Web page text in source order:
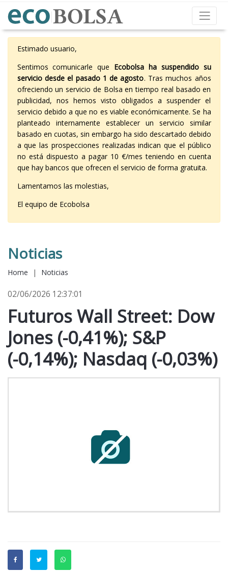
Estimado usuario,
Sentimos comunicarle que Ecobolsa ha suspendido su
servicio desde el pasado 1 de agosto. Tras muchos años
ofreciendo un servicio de Bolsa en tiempo real basado en
publicidad, nos hemos visto obligados a suspender el
servicio debido a que no es viable económicamente. Se ha
planteado internamente establecer un servicio similar
basado en cuotas, sin embargo ha sido descartado debido
a que las prospecciones realizadas indican que el público
no está dispuesto a pagar 10 €/mes teniendo en cuenta
que hay bancos que ofrecen el servicio de forma gratuita.
Lamentamos las molestias,
El equipo de Ecobolsa
Noticias
Home | Noticias
02/06/2026 12:37:01
Futuros Wall Street: Dow
Jones (-0,41%); S&P
(-0,14%); Nasdaq (-0,03%)